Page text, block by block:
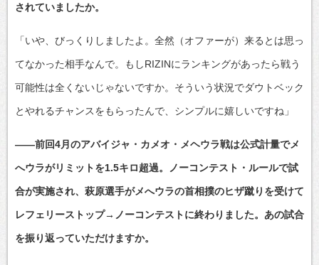
されていましたか。
「いや、びっくりしましたよ。全然（オファーが）来るとは思っ
てなかった相手なんで。もしRIZINにランキングがあったら戦う
可能性は全くないじゃないですか。そういう状況でダウトベック
とやれるチャンスをもらったんで、シンプルに嬉しいですね」
――前回4月のアバイジャ・カメオ・メヘウラ戦は公式計量でメ
へウラがリミットを1.5キロ超過。ノーコンテスト・ルールで試
合が実施され、萩原選手がメへウラの首相撲のヒザ蹴りを受けて
レフェリーストップ→ノーコンテストに終わりました。あの試合
を振り返っていただけますか。